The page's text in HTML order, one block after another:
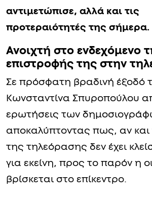
αντιμετώπισε, αλλά και τις
προτεραιότητές της σήμερα.
Ανοιχτή στο ενδεχόμενο
επιστροφής της στην
Σε πρόσφατη βραδινή έξοδό
Κωνσταντίνα Σπυροπούλου
ερωτήσεις των
αποκαλύπτοντας πως, αν και
της τηλεόρασης δεν έχει
για εκείνη, προς το παρόν η
βρίσκεται στο επίκεντρο.